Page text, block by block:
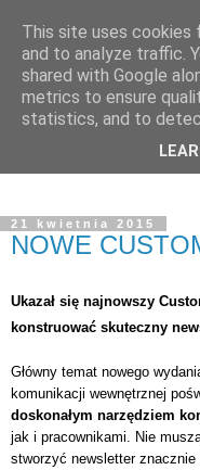
21 kwietnia 2015
NOWE
Ukazał się najnowszy
konstruować skuteczny
Główny temat nowego
komunikacji wewnętrznej
doskonałym narzędziem
jak i pracownikami. Nie
stworzyć newsletter
This site uses cookies
and to analyze traffic.
shared with Google
metrics to ensure
statistics, and to